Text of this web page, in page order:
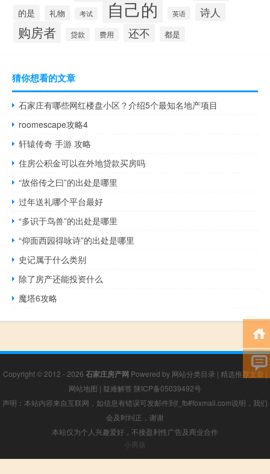
的是 礼物 考试 自己的 英语 诗人
购房者 贷款 费用 还不 都是
猜你想看的文章
石家庄有哪些网红楼盘小区？介绍5个最知名地产项目
roomescape攻略4
轩辕传奇 手游 攻略
住房公积金可以在外地贷款买房吗
“故俗传之曰”的出处是哪里
过年送礼哪个平台最好
“多识于鸟兽”的出处是哪里
“仰面西园得咏诗”的出处是哪里
史记属于什么类别
除了房产还能投资什么
魔塔6攻略
Copyright © 2012 - 2026 石家庄房产网 Powered by 网站分类目录 | 精选推荐文章 |
网站地图 | 疑难解答 陕ICP备05039492号
声明：本站内容来自互联网，如信息有错误可发邮件到f_fb#foxmail.com说明，我们
会及时纠正，谢谢
本站仅为个人兴趣爱好，不接盈利性广告及商业合作
小男孩